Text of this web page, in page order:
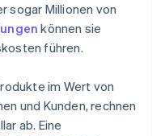
sogar Millionen von
können sie
führen.
im Wert von
und Kunden, rechnen
ab. Eine